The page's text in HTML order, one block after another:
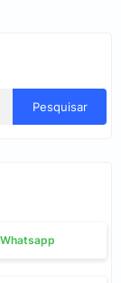
Whatsapp